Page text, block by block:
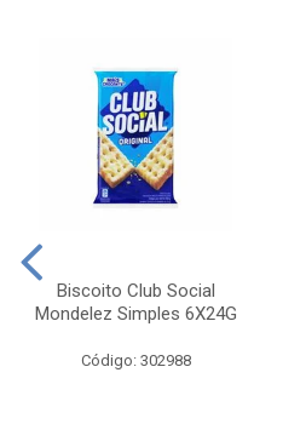
Biscoito Club Social
Mondelez Simples 6X24G
Código: 302988